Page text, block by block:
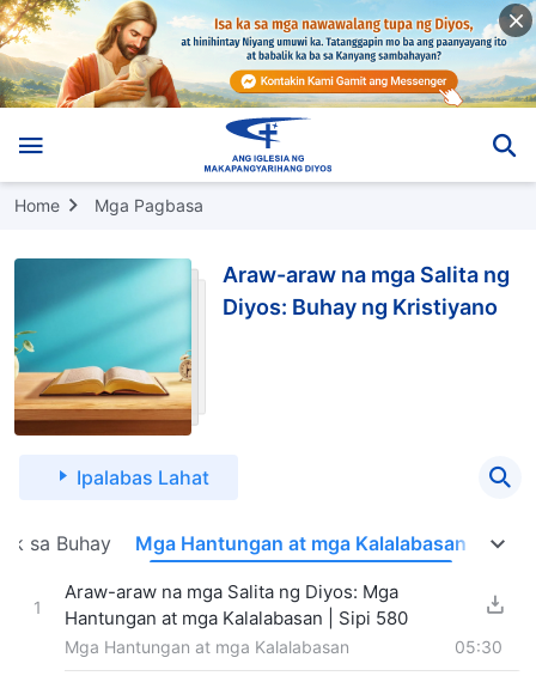
Home Mga Pagbasa
Araw-araw na mga Salita ng
Diyos: Buhay ng Kristiyano
Ipalabas Lahat
sa Buhay Mga Hantungan at mga Kalalabasan
1
Araw-araw na mga Salita ng Diyos: Mga
Hantungan at mga Kalalabasan | Sipi 580
Mga Hantungan at mga Kalalabasan 05:30